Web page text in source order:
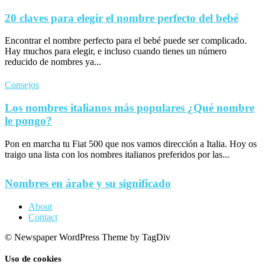
20 claves para elegir el nombre perfecto del bebé
Encontrar el nombre perfecto para el bebé puede ser complicado.
Hay muchos para elegir, e incluso cuando tienes un número
reducido de nombres ya...
Consejos
Los nombres italianos más populares ¿Qué nombre
le pongo?
Pon en marcha tu Fiat 500 que nos vamos dirección a Italia. Hoy os
traigo una lista con los nombres italianos preferidos por las...
Nombres en árabe y su significado
About
Contact
© Newspaper WordPress Theme by TagDiv
Uso de cookies